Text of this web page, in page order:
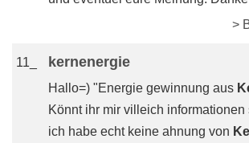
>
11_ kernenergie
Hallo=) "Energie gewinnung aus
Könnt ihr mir villeich informationen
ich habe echt keine ahnung von